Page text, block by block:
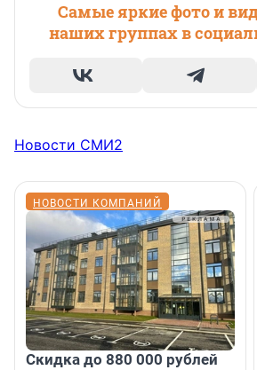
Самые яркие фото и
наших группах в
Новости СМИ2
НОВОСТИ КОМПАНИЙ
Скидка до 880 000 рублей